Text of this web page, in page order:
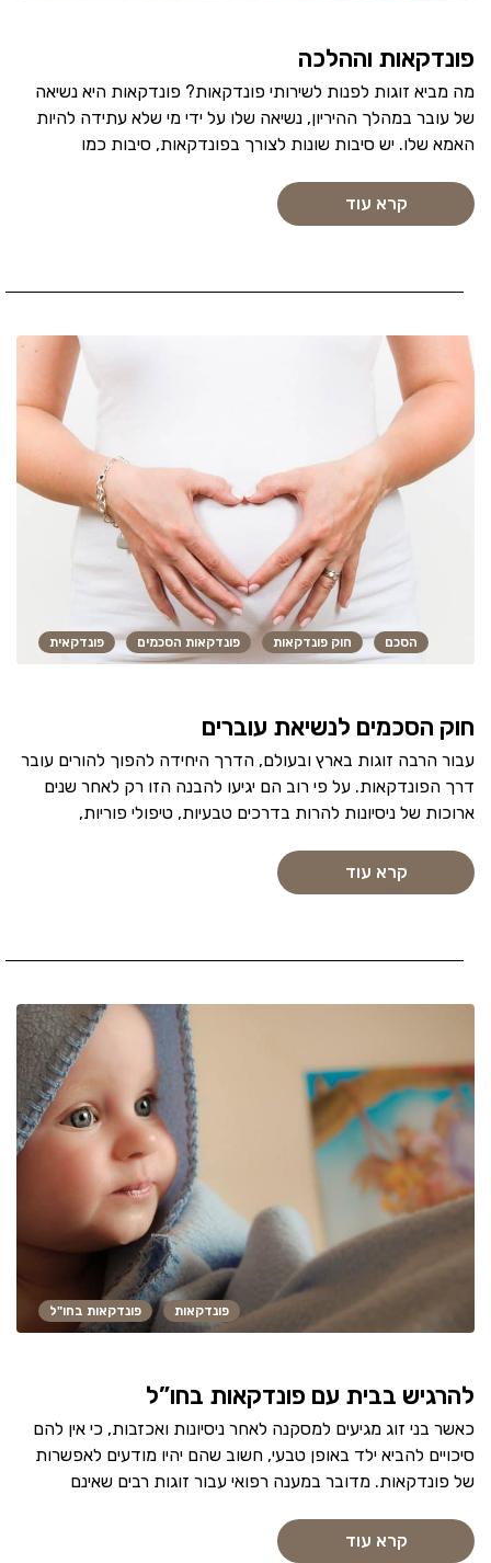
פונדקאות וההלכה
מה מביא זוגות לפנות לשירותי פונדקאות? פונדקאות היא נשיאה
של עובר במהלך ההיריון, נשיאה שלו על ידי מי שלא עתידה להיות
האמא שלו. יש סיבות שונות לצורך בפונדקאות, סיבות כמו
קרא עוד
הסכם חוק פונדקאות פונדקאות הסכמים פונדקאית
חוק הסכמים לנשיאת עוברים
עבור הרבה זוגות בארץ ובעולם, הדרך היחידה להפוך להורים עובר
דרך הפונדקאות. על פי רוב הם יגיעו להבנה הזו רק לאחר שנים
ארוכות של ניסיונות להרות בדרכים טבעיות, טיפולי פוריות,
קרא עוד
פונדקאות פונדקאות בחו"ל
להרגיש בבית עם פונדקאות בחו”ל
כאשר בני זוג מגיעים למסקנה לאחר ניסיונות ואכזבות, כי אין להם
סיכויים להביא ילד באופן טבעי, חשוב שהם יהיו מודעים לאפשרות
של פונדקאות. מדובר במענה רפואי עבור זוגות רבים שאינם
קרא עוד